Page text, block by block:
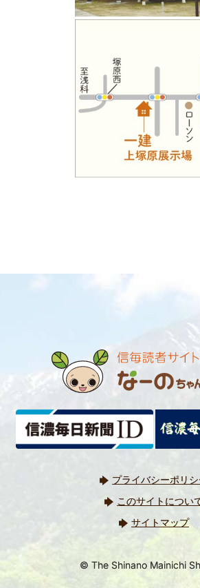
プライバシーポリシ
このサイトについ
サイトマップ
© The Shinano Mainichi